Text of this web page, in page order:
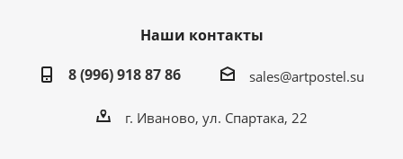
Наши контакты
8 (996) 918 87 86
sales@artpostel.su
г. Иваново, ул. Спартака, 22